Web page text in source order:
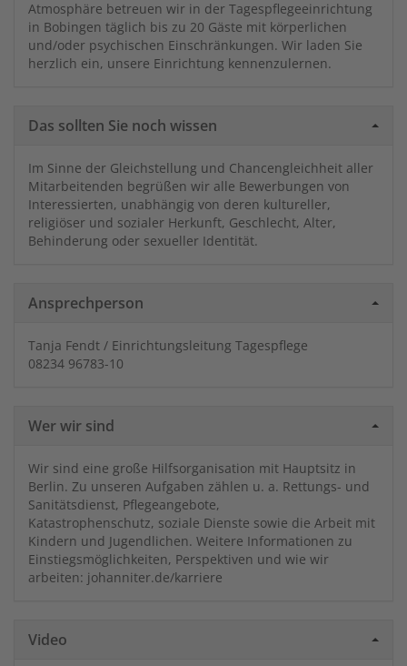
Atmosphäre betreuen wir in der Tagespflegeeinrichtung
in Bobingen täglich bis zu 20 Gäste mit körperlichen
und/oder psychischen Einschränkungen. Wir laden Sie
herzlich ein, unsere Einrichtung kennenzulernen.
Das sollten Sie noch wissen
Im Sinne der Gleichstellung und Chancengleichheit aller
Mitarbeitenden begrüßen wir alle Bewerbungen von
Interessierten, unabhängig von deren kultureller,
religiöser und sozialer Herkunft, Geschlecht, Alter,
Behinderung oder sexueller Identität.
Ansprechperson
Tanja Fendt / Einrichtungsleitung Tagespflege
08234 96783-10
Wer wir sind
Wir sind eine große Hilfsorganisation mit Hauptsitz in
Berlin. Zu unseren Aufgaben zählen u. a. Rettungs- und
Sanitätsdienst, Pflegeangebote,
Katastrophenschutz, soziale Dienste sowie die Arbeit mit
Kindern und Jugendlichen. Weitere Informationen zu
Einstiegsmöglichkeiten, Perspektiven und wie wir
arbeiten: johanniter.de/karriere
Video